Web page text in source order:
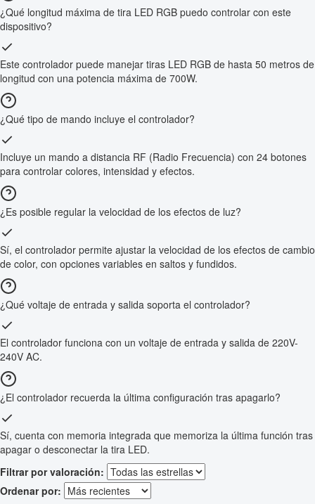
¿Qué longitud máxima de tira LED RGB puedo controlar con este
dispositivo?
Este controlador puede manejar tiras LED RGB de hasta 50 metros de
longitud con una potencia máxima de 700W.
¿Qué tipo de mando incluye el controlador?
Incluye un mando a distancia RF (Radio Frecuencia) con 24 botones
para controlar colores, intensidad y efectos.
¿Es posible regular la velocidad de los efectos de luz?
Sí, el controlador permite ajustar la velocidad de los efectos de cambio
de color, con opciones variables en saltos y fundidos.
¿Qué voltaje de entrada y salida soporta el controlador?
El controlador funciona con un voltaje de entrada y salida de 220V-
240V AC.
¿El controlador recuerda la última configuración tras apagarlo?
Sí, cuenta con memoria integrada que memoriza la última función tras
apagar o desconectar la tira LED.
Filtrar por valoración:
Ordenar por: